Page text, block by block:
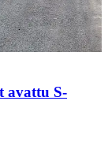
avattu S-